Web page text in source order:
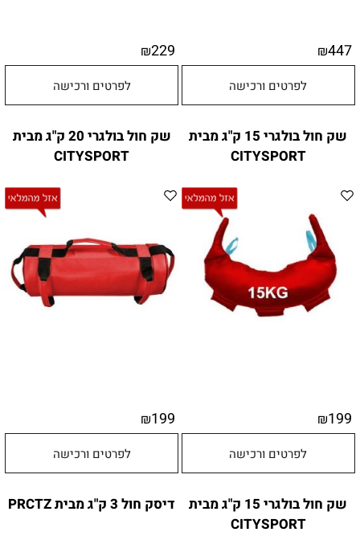
₪447
לפרטים ורכישה
₪229
לפרטים ורכישה
שק חול בולגרי 15 ק"ג מבית
CITYSPORT
₪199
לפרטים ורכישה
שק חול בולגרי 20 ק"ג מבית
CITYSPORT
₪199
לפרטים ורכישה
שק חול בולגרי 15 ק"ג מבית
CITYSPORT
דיסק חול 3 ק"ג מבית PRCTZ